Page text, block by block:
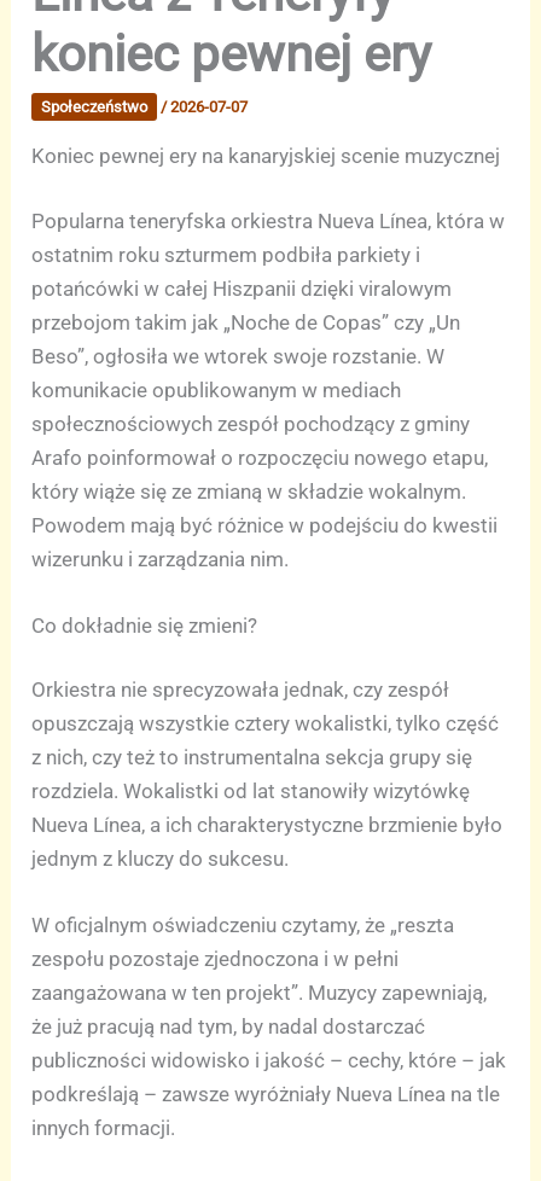
koniec pewnej ery
Społeczeństwo /2026-07-07
Koniec pewnej ery na kanaryjskiej scenie muzycznej
Popularna teneryfska orkiestra Nueva Línea, która w
ostatnim roku szturmem podbiła parkiety i
potańcówki w całej Hiszpanii dzięki viralowym
przebojom takim jak „Noche de Copas” czy „Un
Beso”, ogłosiła we wtorek swoje rozstanie. W
komunikacie opublikowanym w mediach
społecznościowych zespół pochodzący z gminy
Arafo poinformował o rozpoczęciu nowego etapu,
który wiąże się ze zmianą w składzie wokalnym.
Powodem mają być różnice w podejściu do kwestii
wizerunku i zarządzania nim.
Co dokładnie się zmieni?
Orkiestra nie sprecyzowała jednak, czy zespół
opuszczają wszystkie cztery wokalistki, tylko część
z nich, czy też to instrumentalna sekcja grupy się
rozdziela. Wokalistki od lat stanowiły wizytówkę
Nueva Línea, a ich charakterystyczne brzmienie było
jednym z kluczy do sukcesu.
W oficjalnym oświadczeniu czytamy, że „reszta
zespołu pozostaje zjednoczona i w pełni
zaangażowana w ten projekt”. Muzycy zapewniają,
że już pracują nad tym, by nadal dostarczać
publiczności widowisko i jakość – cechy, które – jak
podkreślają – zawsze wyróżniały Nueva Línea na tle
innych formacji.